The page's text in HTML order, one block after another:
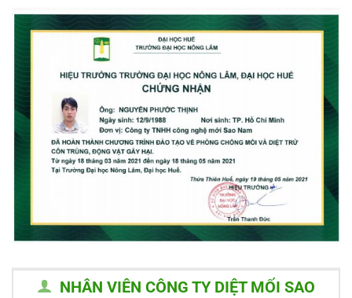
NHÂN VIÊN CÔNG TY DIỆT MỐI SAO